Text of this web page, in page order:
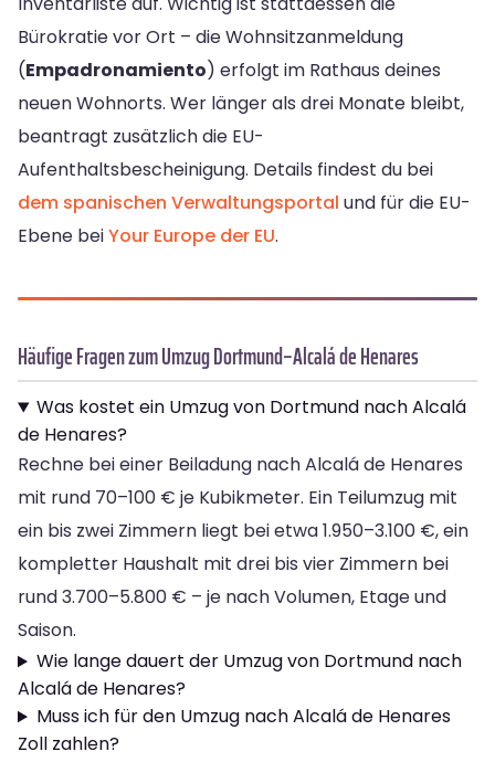
Bürokratie vor Ort – die Wohnsitzanmeldung
(Empadronamiento) erfolgt im Rathaus deines
neuen Wohnorts. Wer länger als drei Monate bleibt,
beantragt zusätzlich die EU-
Aufenthaltsbescheinigung. Details findest du bei
dem spanischen Verwaltungsportal und für die EU-
Ebene beiYour Europe der EU.
Häufige Fragen zum Umzug Dortmund–Alcalá de Henares
Was kostet ein Umzug von Dortmund nach Alcalá
de Henares?
Rechne bei einer Beiladung nach Alcalá de Henares
mit rund 70–100 € je Kubikmeter. Ein Teilumzug mit
ein bis zwei Zimmern liegt bei etwa 1.950–3.100 €, ein
kompletter Haushalt mit drei bis vier Zimmern bei
rund 3.700–5.800 € – je nach Volumen, Etage und
Saison.
Wie lange dauert der Umzug von Dortmund nach
Alcalá de Henares?
Muss ich für den Umzug nach Alcalá de Henares
Zoll zahlen?